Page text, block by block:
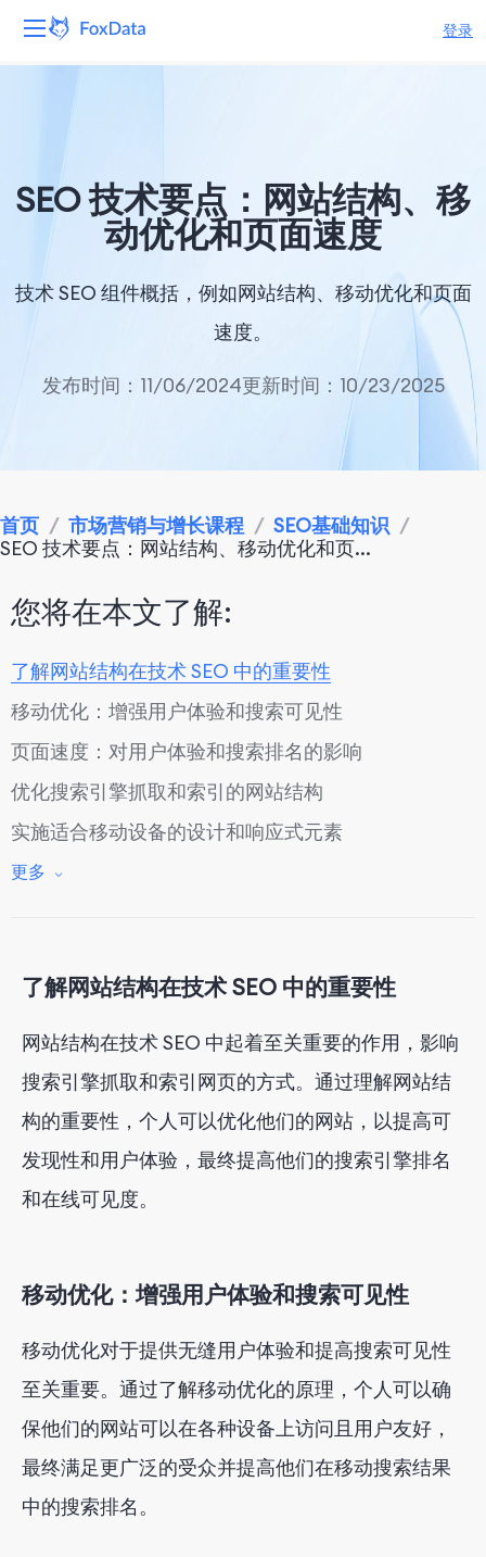
登录
解决方案
公司
SEO 技术要点：网站结构、移
动优化和页面速度
技术 SEO 组件概括，例如网站结构、移动优化和页面
速度。
发布时间：11/06/2024更新时间：10/23/2025
首页 / 市场营销与增长课程 / SEO基础知识 /
SEO 技术要点：网站结构、移动优化和页...
您将在本文了解:
了解网站结构在技术 SEO 中的重要性
移动优化：增强用户体验和搜索可见性
页面速度：对用户体验和搜索排名的影响
优化搜索引擎抓取和索引的网站结构
实施适合移动设备的设计和响应式元素
通过优化技术提高页面速度
更多
了解网站结构在技术 SEO 中的重要性
网站结构在技术 SEO 中起着至关重要的作用，影响
搜索引擎抓取和索引网页的方式。通过理解网站结
构的重要性，个人可以优化他们的网站，以提高可
发现性和用户体验，最终提高他们的搜索引擎排名
和在线可见度。
移动优化：增强用户体验和搜索可见性
移动优化对于提供无缝用户体验和提高搜索可见性
至关重要。通过了解移动优化的原理，个人可以确
保他们的网站可以在各种设备上访问且用户友好，
最终满足更广泛的受众并提高他们在移动搜索结果
中的搜索排名。